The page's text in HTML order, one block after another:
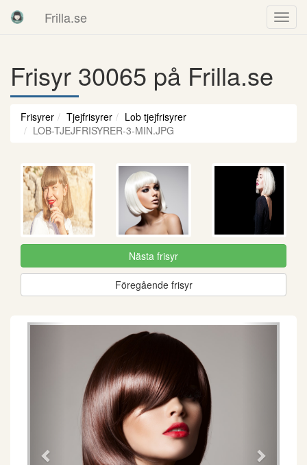
Frilla.se
Frisyr 30065 på Frilla.se
Frisyrer Tjejfrisyrer
Lob tjejfrisyrer
LOB-TJEJFRISYRER-3-MIN.JPG
Nästa frisyr
Föregående frisyr
Föregående